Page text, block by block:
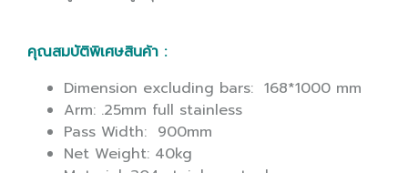
คุณสมบัติพิเศษสินค้า :
Dimension excluding bars: 168*1000 mm
Arm: .25mm full stainless
Pass Width: 900mm
Net Weight: 40kg